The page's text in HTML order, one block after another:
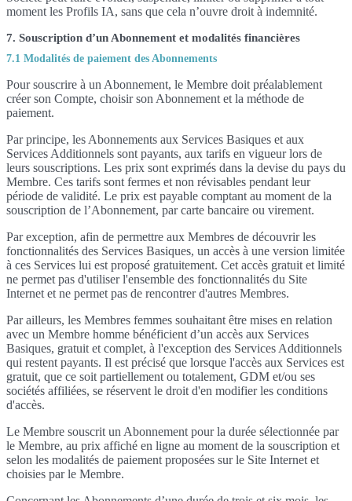
moment les Profils IA, sans que cela n’ouvre droit à indemnité.
7. Souscription d’un Abonnement et modalités financières
7.1 Modalités de paiement des Abonnements
Pour souscrire à un Abonnement, le Membre doit préalablement
créer son Compte, choisir son Abonnement et la méthode de
paiement.
Par principe, les Abonnements aux Services Basiques et aux
Services Additionnels sont payants, aux tarifs en vigueur lors de
leurs souscriptions. Les prix sont exprimés dans la devise du pays du
Membre. Ces tarifs sont fermes et non révisables pendant leur
période de validité. Le prix est payable comptant au moment de la
souscription de l’Abonnement, par carte bancaire ou virement.
Par exception, afin de permettre aux Membres de découvrir les
fonctionnalités des Services Basiques, un accès à une version limitée
à ces Services lui est proposé gratuitement. Cet accès gratuit et limité
ne permet pas d'utiliser l'ensemble des fonctionnalités du Site
Internet et ne permet pas de rencontrer d'autres Membres.
Par ailleurs, les Membres femmes souhaitant être mises en relation
avec un Membre homme bénéficient d’un accès aux Services
Basiques, gratuit et complet, à l'exception des Services Additionnels
qui restent payants. Il est précisé que lorsque l'accès aux Services est
gratuit, que ce soit partiellement ou totalement, GDM et/ou ses
sociétés affiliées, se réservent le droit d'en modifier les conditions
d'accès.
Le Membre souscrit un Abonnement pour la durée sélectionnée par
le Membre, au prix affiché en ligne au moment de la souscription et
selon les modalités de paiement proposées sur le Site Internet et
choisies par le Membre.